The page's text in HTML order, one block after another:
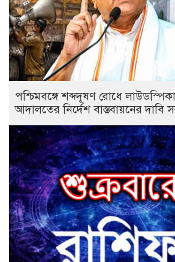
পশ্চিমবঙ্গে শব্দদূষণ রোধে
আদালতের নির্দেশ বাস্তবায়নের দাবি